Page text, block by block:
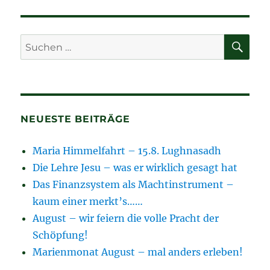
Suchen
nach:
NEUESTE BEITRÄGE
Maria Himmelfahrt – 15.8. Lughnasadh
Die Lehre Jesu – was er wirklich gesagt hat
Das Finanzsystem als Machtinstrument –
kaum einer merkt’s……
August – wir feiern die volle Pracht der
Schöpfung!
Marienmonat August – mal anders erleben!